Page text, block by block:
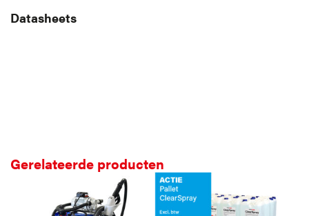
Datasheets
Gerelateerde producten